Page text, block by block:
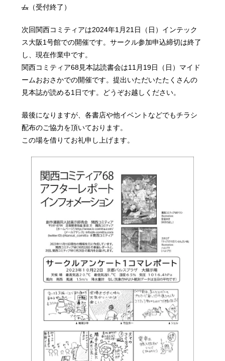
ム（受付終了）
次回関西コミティアは2024年1月21日（日）インテック
ス大阪1号館での開催です。サークル参加申込締切は終了
し、現在作業中です。
関西コミティア68見本誌読書会は11月19日（日）マイド
ームおおさかでの開催です。提出いただいたたくさんの
見本誌が読める1日です。どうぞお越しください。
最後になりますが、各書店や他イベントなどでもチラシ
配布のご協力を頂いております。
この場を借りてお礼申し上げます。